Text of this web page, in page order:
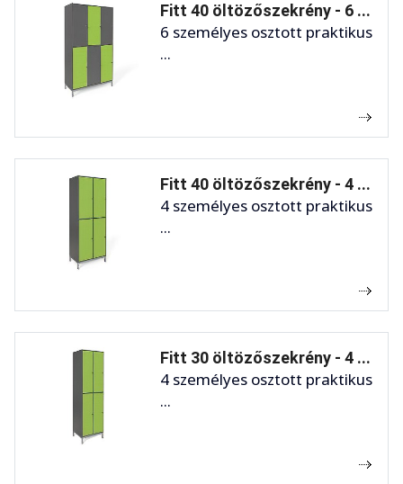
Fitt 40 öltözőszekrény - 6 ...
6 személyes osztott praktikus
...
Fitt 40 öltözőszekrény - 4 ...
4 személyes osztott praktikus
...
Fitt 30 öltözőszekrény - 4 ...
4 személyes osztott praktikus
...